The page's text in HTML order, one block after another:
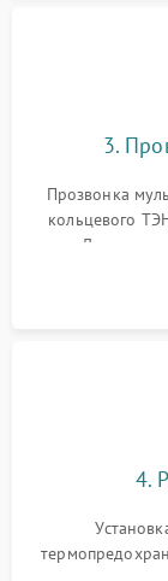
3.
Прозвонка
кольцевого
4.